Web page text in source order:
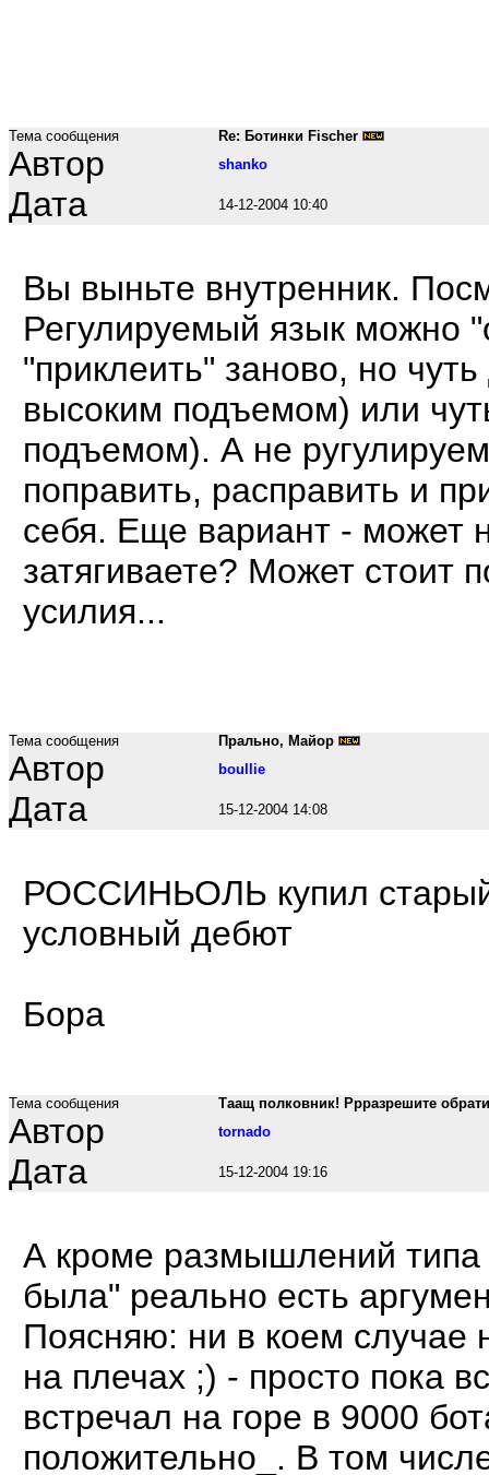
Тема сообщения Re: Ботинки Fischer
Автор shanko
Дата 14-12-2004 10:40
Вы выньте внутренник.
Регулируемый язык можно
"приклеить" заново, но
высоким подъемом) или
подъемом). А не
поправить, расправить и
себя. Еще вариант - может
затягиваете? Может стоит
усилия...
Тема сообщения Прально, Майор
Автор boullie
Дата 15-12-2004 14:08
РОССИНЬОЛЬ купил
условный дебют
Бора
Тема сообщения Таащ полковник! Ррразрешите
Автор tornado
Дата 15-12-2004 19:16
А кроме размышлений
была" реально есть
Поясняю: ни в коем случае
на плечах ;) - просто пока
встречал на горе в 9000
положительно_. В том